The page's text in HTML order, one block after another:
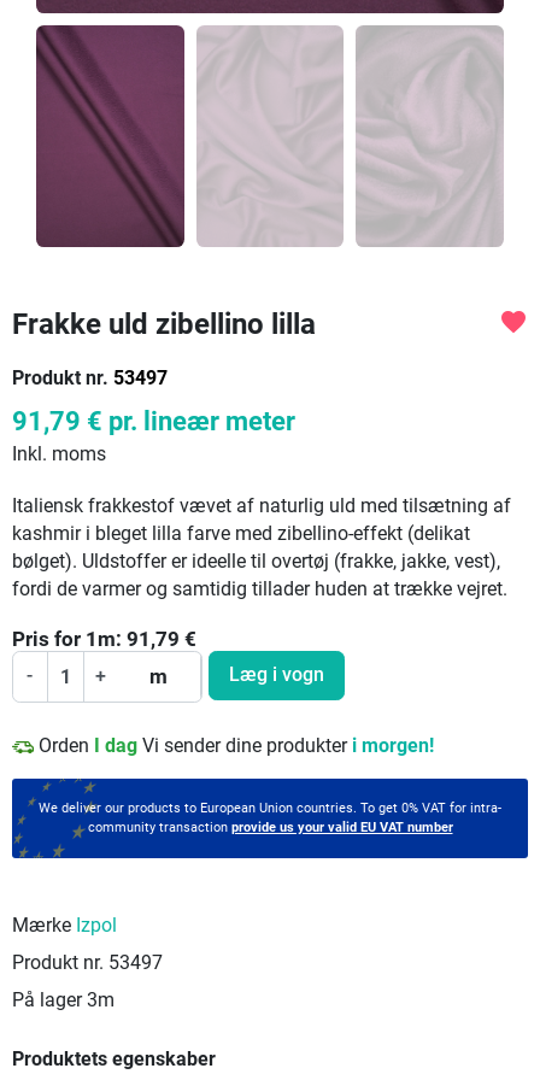
Frakke uld zibellino lilla
Produkt nr. 53497
favorite
91,79 € pr. lineær meter
Inkl. moms
Italiensk frakkestof vævet af naturlig uld med tilsætning af
kashmir i bleget lilla farve med zibellino-effekt (delikat
bølget). Uldstoffer er ideelle til overtøj (frakke, jakke, vest),
fordi de varmer og samtidig tillader huden at trække vejret.
Pris for 1 m: 91,79 €
- + m Læg i vogn
Orden I dag Vi sender dine produkter i morgen!
We deliver our products to European Union countries. To get 0% VAT for intra-
community transaction provide us your valid EU VAT number
Mærke Izpol
Produkt nr. 53497
På lager 3m
Produktets egenskaber